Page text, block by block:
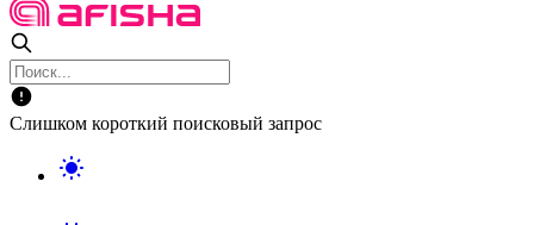
Слишком короткий поисковый запрос